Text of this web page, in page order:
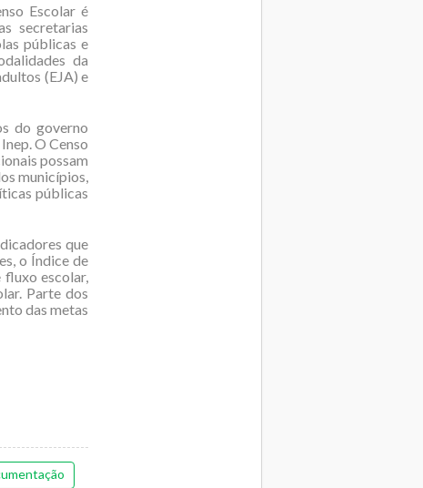
Escolar é
secretarias
públicas e
da
(EJA) e
do governo
O Censo
possam
municípios,
públicas
que
o Índice de
fluxo escolar,
Parte dos
das metas